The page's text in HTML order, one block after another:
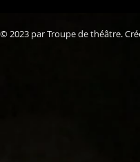
© 2023 par Troupe de théâtre.